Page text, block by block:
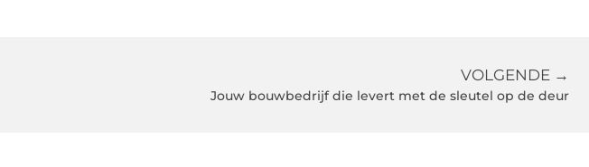
VOLGENDE →
Jouw bouwbedrijf die levert met de sleutel op de deur